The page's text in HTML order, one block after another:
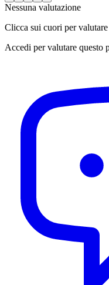
Nessuna valutazione
Clicca sui cuori per
Accedi per valutare questo